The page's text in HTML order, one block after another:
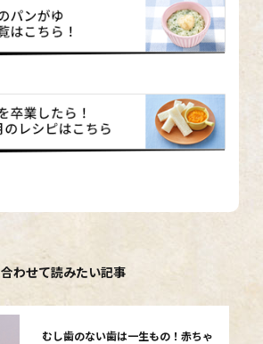
合わせて読みたい記事
むし歯のない歯は一生もの！赤ちゃ